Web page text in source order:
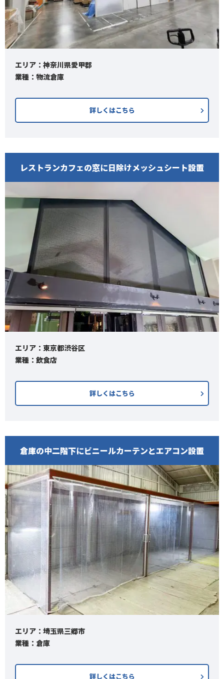
エリア：神奈川県愛甲郡
業種：物流倉庫
詳しくはこちら
レストランカフェの窓に日除けメッシュシート設置
エリア：東京都渋谷区
業種：飲食店
詳しくはこちら
倉庫の中二階下にビニールカーテンとエアコン設置
エリア：埼玉県三郷市
業種：倉庫
詳しくはこちら